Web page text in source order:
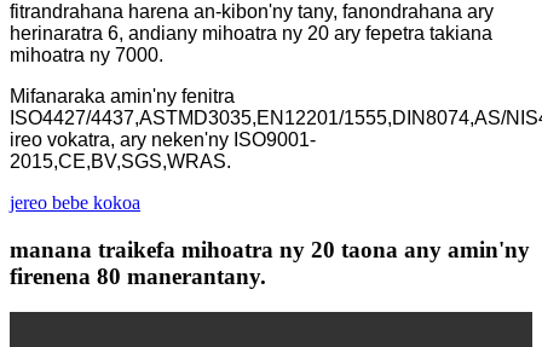
fitrandrahana harena an-kibon'ny tany, fanondrahana ary
herinaratra 6, andiany mihoatra ny 20 ary fepetra takiana
mihoatra ny 7000.
Mifanaraka amin'ny fenitra
ISO4427/4437,ASTMD3035,EN12201/1555,DIN8074,AS/
ireo vokatra, ary neken'ny ISO9001-
2015,CE,BV,SGS,WRAS.
jereo bebe kokoa
manana traikefa mihoatra ny 20 taona any amin'ny
firenena 80 manerantany.